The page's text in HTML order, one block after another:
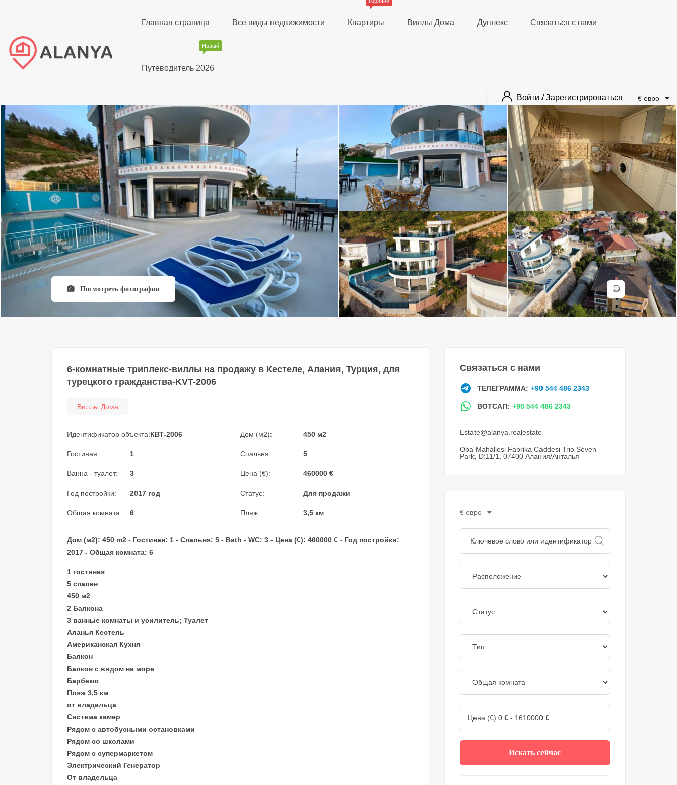
Главная страница Все виды недвижимости Квартиры Виллы Дома Дуплекс Связаться с нами
Путеводитель 2026
Новый
Войти / Зарегистрироваться € евро
Посмотреть фотографии
6-комнатные триплекс-виллы на продажу в Кестеле, Алания, Турция, для
турецкого гражданства-KVT-2006
Виллы Дома
Идентификатор объекта:КВТ-2006 Дом (м2): 450 м2
Гостиная: 1 Спальня: 5
Ванна - туалет: 3 Цена (€): 460000 €
Год постройки: 2017 год Статус: Для продажи
Общая комната: 6 Пляж: 3,5 км
Дом (м2): 450 m2 - Гостиная: 1 - Спальня: 5 - Bath - WC: 3 - Цена (€): 460000 € - Год постройки:
2017 - Общая комната: 6
1 гостиная
5 спален
450 м2
2 Балкона
3 ванные комнаты и усилитель; Туалет
Аланья Кестель
Американская Кухня
Балкон
Балкон с видом на море
Барбекю
Пляж 3,5 км
от владельца
Система камер
Рядом с автобусными остановками
Рядом со школами
Рядом с супермаркетом
Электрический Генератор
От владельца
Связаться с нами
ТЕЛЕГРАММА: +90 544 486 2343
ВОТСАП: +90 544 486 2343
Estate@alanya.realestate
Oba Mahallesi Fabrika Caddesi Trio Seven
Park, D:11/1, 07400 Алания/Анталья
€ евро
Цена (€) 0 € - 1610000 €
Искать сейчас